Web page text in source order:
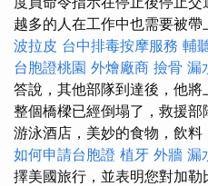
越多的人在工作中也需要被帶
波拉皮 台中排毒按摩服務 輔
台胞證桃園 外燴廠商 撿骨 漏
答說，其他部隊到達後，他
整個橋樑已經倒塌了，救援部
游泳酒店，美妙的食物，飲料
如何申請台胞證 植牙 外牆 漏
擇美國旅行，並表明您對加勒